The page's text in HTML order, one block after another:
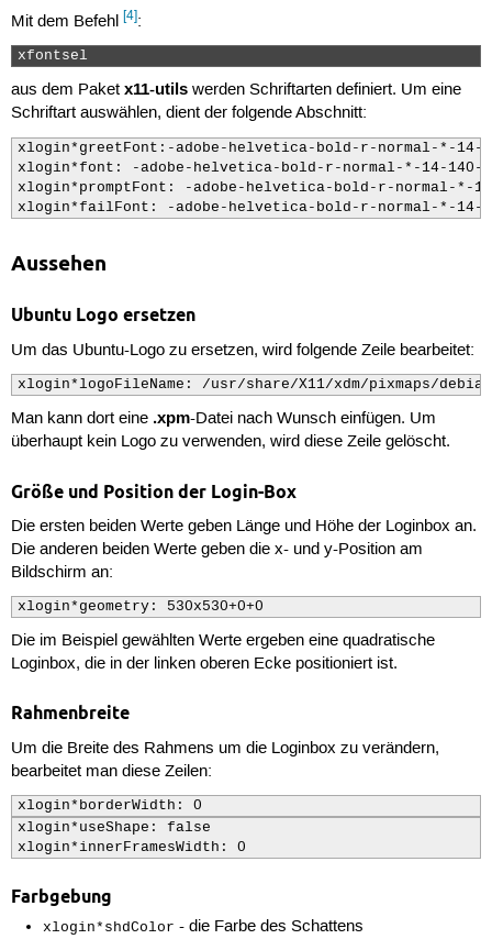
Mit dem Befehl [4]:
xfontsel
aus dem Paket x11-utilswerden Schriftarten definiert. Um eine
Schriftart auswählen, dient der folgende Abschnitt:
xlogin*greetFont:-adobe-helvetica-bold-r-normal-*-14-
xlogin*font: -adobe-helvetica-bold-r-normal-*-14-140-
xlogin*promptFont: -adobe-helvetica-bold-r-normal-*-
xlogin*failFont: -adobe-helvetica-bold-r-normal-*-14-
Aussehen
Ubuntu Logo ersetzen
Um das Ubuntu-Logo zu ersetzen, wird folgende Zeile bearbeitet:
xlogin*logoFileName: /usr/share/X11/xdm/pixmaps/
Man kann dort eine .xpm-Datei nach Wunsch einfügen. Um
überhaupt kein Logo zu verwenden, wird diese Zeile gelöscht.
Größe und Position der Login-Box
Die ersten beiden Werte geben Länge und Höhe der Loginbox an.
Die anderen beiden Werte geben die x- und y-Position am
Bildschirm an:
xlogin*geometry: 530x530+0+0
Die im Beispiel gewählten Werte ergeben eine quadratische
Loginbox, die in der linken oberen Ecke positioniert ist.
Rahmenbreite
Um die Breite des Rahmens um die Loginbox zu verändern,
bearbeitet man diese Zeilen:
xlogin*borderWidth: 0
xlogin*useShape: false
xlogin*innerFramesWidth: 0
Farbgebung
xlogin*shdColor - die Farbe des Schattens